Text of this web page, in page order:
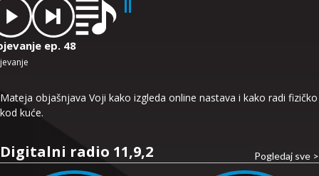
ep. 48
Mateja objašnjava Voji kako izgleda online nastava i kako radi fizičko
kod kuće.
Digitalni radio 11,9,2 Pogledaj sve >